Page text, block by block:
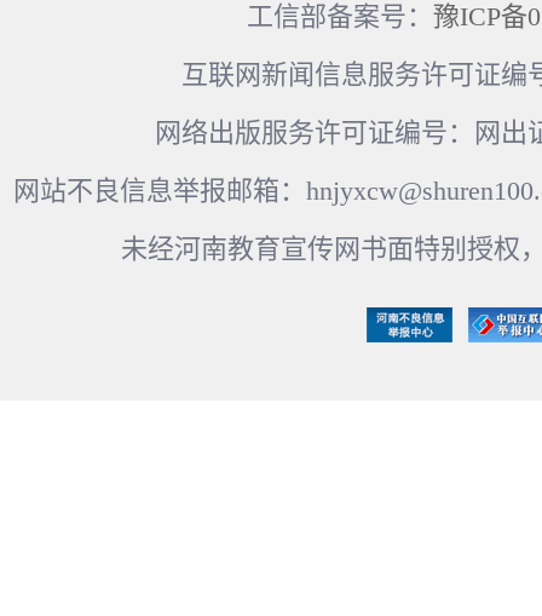
工信部备案号： 豫ICP备
互联网新闻信息服务许可证编
网络出版服务许可证编号：网出
网站不良信息举报邮箱：
未经河南教育宣传网书面特别授权